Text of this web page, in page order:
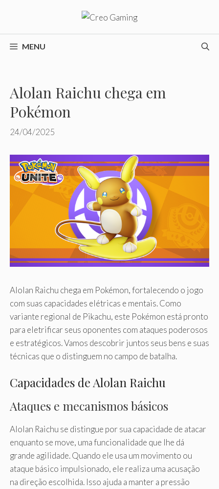
o
conteúdoMENU
Alolan Raichu chega em
Pokémon
24/04/2025
Alolan Raichu chega em Pokémon, fortalecendo o jogo
com suas capacidades elétricas e mentais. Como
variante regional de Pikachu, este Pokémon está pronto
para eletrificar seus oponentes com ataques poderosos
e estratégicos. Vamos descobrir juntos seus bens e suas
técnicas que o distinguem no campo de batalha.
Capacidades de Alolan Raichu
Ataques e mecanismos básicos
Alolan Raichu se distingue por sua capacidade de atacar
enquanto se move, uma funcionalidade que lhe dá
grande agilidade. Quando ele usa um movimento ou
ataque básico impulsionado, ele realiza uma acusação
na direção escolhida. Isso ajuda a manter a pressão